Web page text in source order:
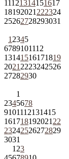
11121314151617
18192021 222324
25262728293031
1 2345
6789101112
13141516171819
2021 2223242526
27282930
1
2345678
9101112131415
161718192021 22
23242526272829
3031
1 23